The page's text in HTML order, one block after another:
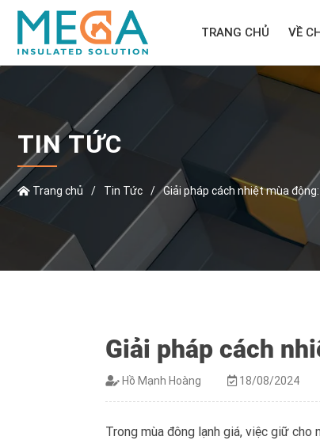
TRANG CHỦ VỀ
TIN TỨC
Trang chủ / Tin Tức /Giải pháp cách nhiệt mùa
Giải pháp cách
Hồ Mạnh Hoàng 18/08/2024
Trong mùa đông lạnh giá, việc giữ